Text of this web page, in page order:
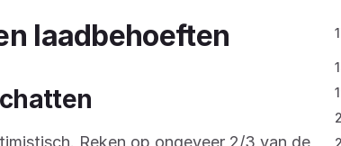
laadbehoeften
Reken op ongeveer 2/3 van de